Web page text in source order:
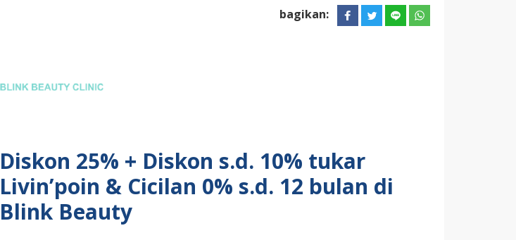
bagikan:
Diskon 25% + Diskon s.d. 10% tukar
Livin’poin & Cicilan 0% s.d. 12 bulan di
Blink Beauty